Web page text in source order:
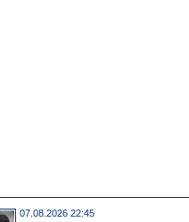
07.08.2026 22:45